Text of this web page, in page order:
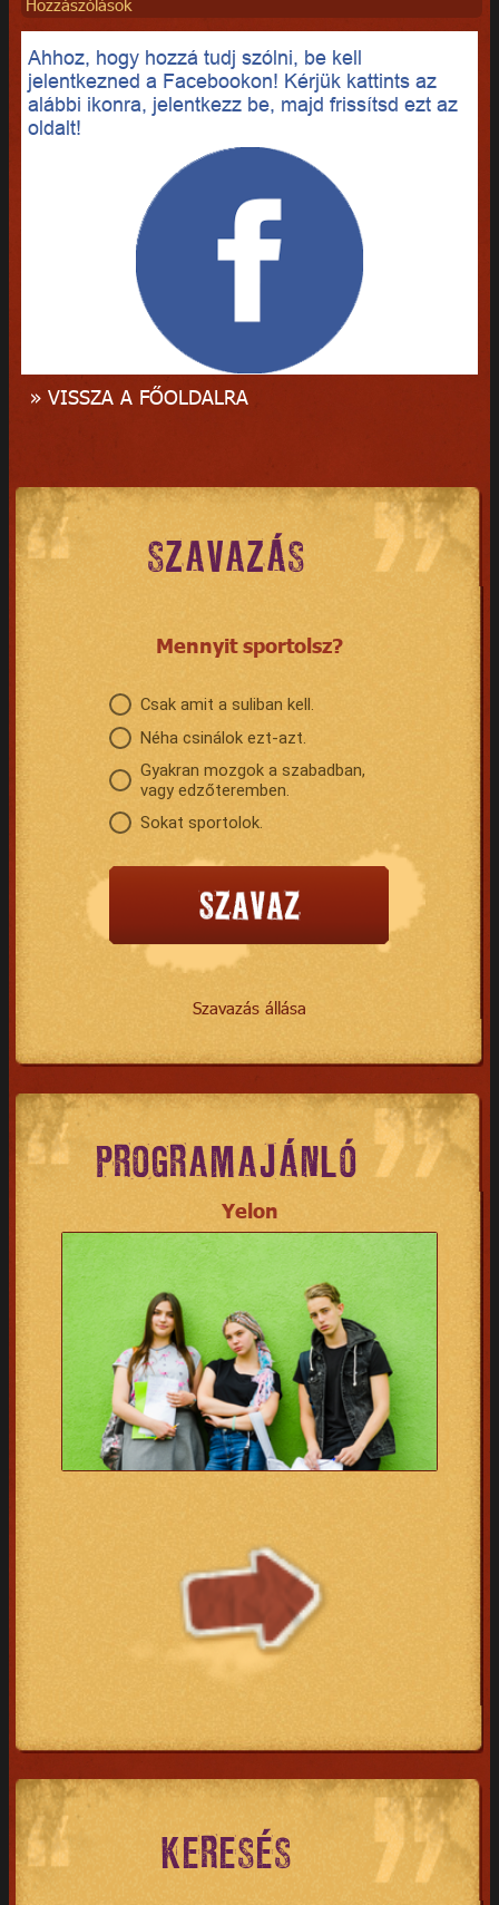
Ahhoz, hogy hozzá tudj szólni, be kell
jelentkezned a Facebookon! Kérjük kattints az
alábbi ikonra, jelentkezz be, majd frissítsd ezt az
oldalt!
» VISSZA A FŐOLDALRA
SZAVAZÁS
Mennyit sportolsz?
Csak amit a suliban kell.
Néha csinálok ezt-azt.
Gyakran mozgok a szabadban,
vagy edzőteremben.
Sokat sportolok.
Szavazás állása
PROGRAMAJÁNLÓ
Yelon
KERESÉS